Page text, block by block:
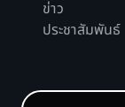
ข่าว
ประชาสัมพันธ์